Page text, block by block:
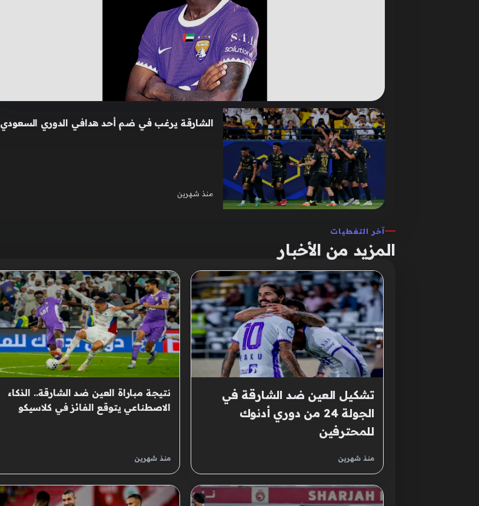
الشارقة يرغب في ضم أحد هدافي الدوري السعودي
منذ شهرين
آخر التغطيات
المزيد من الأخبار
تشكيل العين ضد الشارقة في
الجولة 24 من دوري أدنوك
للمحترفين
منذ شهرين
نتيجة مباراة العين ضد الشارقة.. الذكاء
الاصطناعي يتوقع الفائز في كلاسيكو
منذ شهرين